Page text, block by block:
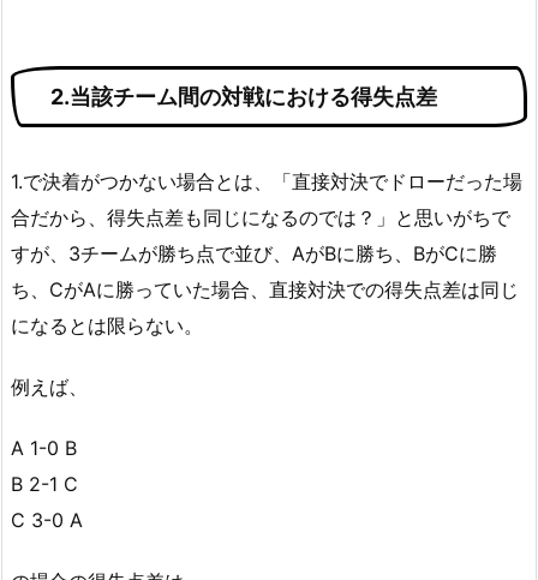
2.当該チーム間の対戦における得失点差
1.で決着がつかない場合とは、「直接対決でドローだった場
合だから、得失点差も同じになるのでは？」と思いがちで
すが、3チームが勝ち点で並び、AがBに勝ち、BがCに勝
ち、CがAに勝っていた場合、直接対決での得失点差は同じ
になるとは限らない。
例えば、
A 1-0 B
B 2-1 C
C 3-0 A